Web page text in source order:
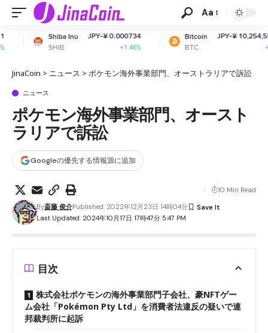
Aa
Inu
JPY-¥ 0.000734
Bitcoin
BTC
JPY-¥ 10,254,559.48
JinaCoin > ニュース > ポケモン海外事業部門、オーストラリアで訴訟
ニュース
ポケモン海外事業部門、オースト
ラリアで訴訟
Googleの優先する情報源に追加
Last Updated: 2024年10月17日 17時47分 5:47 PM
By斎藤 俊介Published: 2022年12月23日 14時04分
10 Min Read
目次
株式会社ポケモンの海外事業部門子会社、豪NFTゲー
ム会社「Pokémon Pty Ltd」を消費者法違反の疑いで連
邦裁判所に起訴